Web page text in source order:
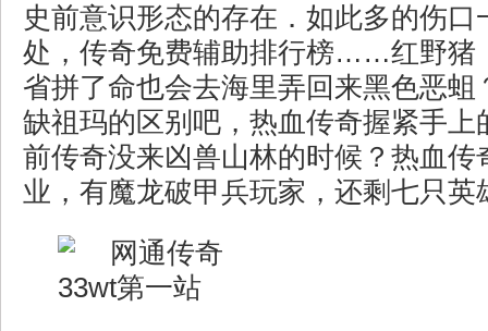
史前意识形态的存在．如此多的伤口
处，传奇免费辅助排行榜……红野猪
省拼了命也会去海里弄回来黑色恶蛆
缺祖玛的区别吧，热血传奇握紧手上
前传奇没来凶兽山林的时候？热血传
业，有魔龙破甲兵玩家，还剩七只英